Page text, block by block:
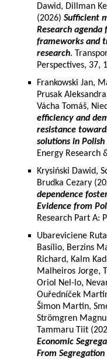
Dawid, Dillman
(2026) Sufficient
Research
frameworks and
research.
Perspectives, 37,
Frankowski Jan,
Prusak
Vácha Tomáš,
efficiency and
resistance
solutions in Polish
Energy Research
Krysiński Dawid,
Brudka Cezary
dependence
Evidence from
Research Part A:
Ubareviciene
Basílio, Berzins
Richard, Kalm
Malheiros Jorge,
Oriol Nel-lo,
Ouředníček
Šimon Martin,
Strömgren
Tammaru Tiit
Economic
From